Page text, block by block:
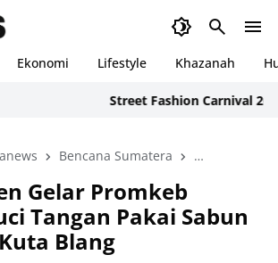
Ekonomi Lifestyle Khazanah
Street Fashion Carnival 2026:
anews Bencana Sumatera Bireuen
Gelar Promkeb
Tangan Pakai Sabun
Blang